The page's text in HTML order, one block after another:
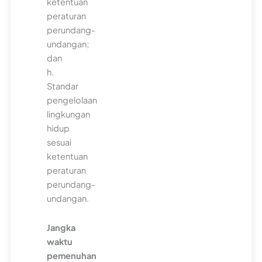
peraturan
perundang-
undangan;
dan
h.
Standar
pengelolaan
lingkungan
hidup
sesuai
ketentuan
peraturan
perundang-
undangan.
Jangka
waktu
pemenuhan